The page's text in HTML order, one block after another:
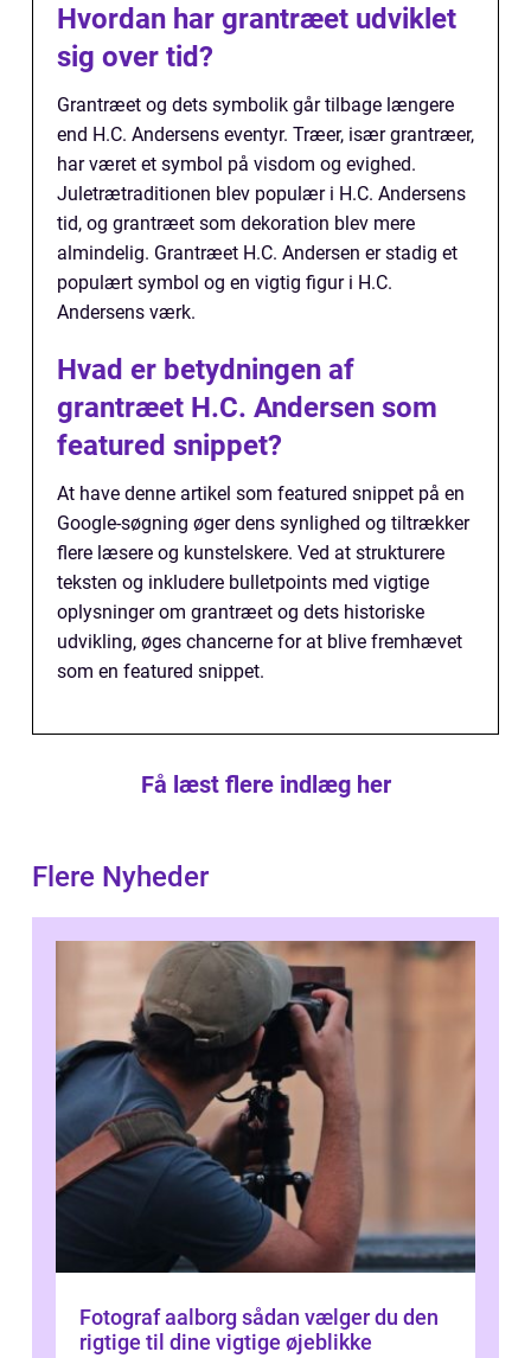
Hvordan har grantræet udviklet
sig over tid?
Grantræet og dets symbolik går tilbage længere
end H.C. Andersens eventyr. Træer, især grantræer,
har været et symbol på visdom og evighed.
Juletrætraditionen blev populær i H.C. Andersens
tid, og grantræet som dekoration blev mere
almindelig. Grantræet H.C. Andersen er stadig et
populært symbol og en vigtig figur i H.C.
Andersens værk.
Hvad er betydningen af
grantræet H.C. Andersen som
featured snippet?
At have denne artikel som featured snippet på en
Google-søgning øger dens synlighed og tiltrækker
flere læsere og kunstelskere. Ved at strukturere
teksten og inkludere bulletpoints med vigtige
oplysninger om grantræet og dets historiske
udvikling, øges chancerne for at blive fremhævet
som en featured snippet.
Få læst flere indlæg her
Flere Nyheder
Fotograf aalborg sådan vælger du den
rigtige til dine vigtige øjeblikke